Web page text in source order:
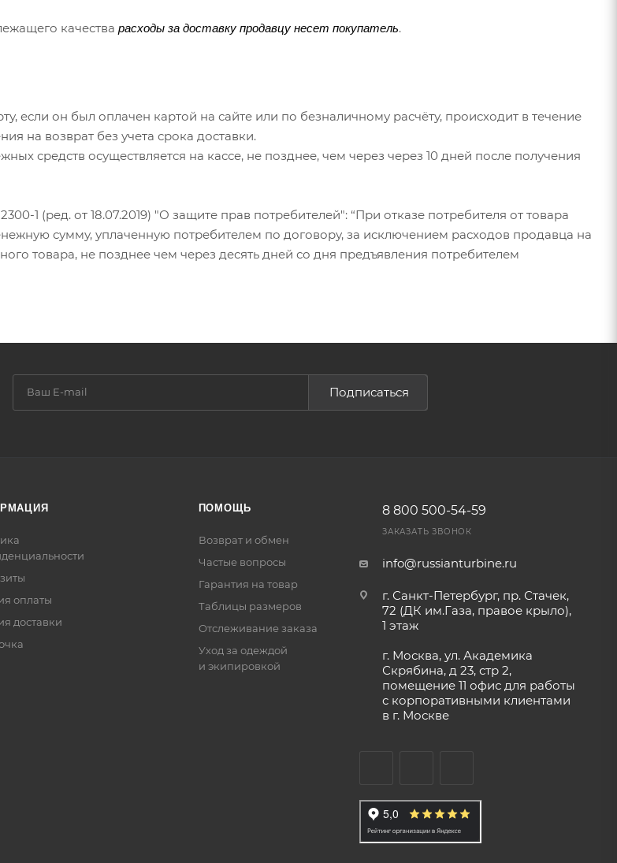
качества расходы за доставку продавцу несет покупатель.
если он был оплачен картой на сайте или по безналичному расчёту, происходит в течение
на возврат без учета срока доставки.
средств осуществляется на кассе, не позднее, чем через через 10 дней после получения
1 (ред. от 18.07.2019) "О защите прав потребителей": “При отказе потребителя от товара
сумму, уплаченную потребителем по договору, за исключением расходов продавца на
товара, не позднее чем через десять дней со дня предъявления потребителем
Подписаться
оплаты
доставки
ПОМОЩЬ
Возврат и обмен
Частые вопросы
Гарантия на товар
Таблицы размеров
Отслеживание заказа
Уход за одеждой
и экипировкой
8 800 500-54-59
ЗАКАЗАТЬ ЗВОНОК
info@russianturbine.ru
г. Санкт-Петербург, пр. Стачек,
72 (ДК им.Газа, правое крыло),
1 этаж
г. Москва, ул. Академика
Скрябина, д 23, стр 2,
помещение 11 офис для работы
с корпоративными клиентами
в г. Москве